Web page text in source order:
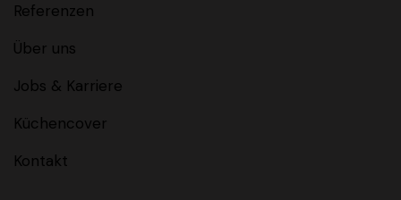
Referenzen
Über uns
Jobs & Karriere
Küchencover
Kontakt